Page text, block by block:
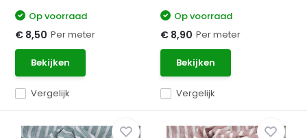
Vergelijk
Op voorraad
€ 8,50 Per meter
Bekijken
Vergelijk
Op voorraad
€ 8,90 Per meter
Bekijken